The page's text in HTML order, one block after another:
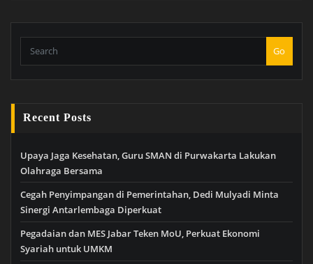
Go
Recent Posts
Upaya Jaga Kesehatan, Guru SMAN di Purwakarta Lakukan
Olahraga Bersama
Cegah Penyimpangan di Pemerintahan, Dedi Mulyadi Minta
Sinergi Antarlembaga Diperkuat
Pegadaian dan MES Jabar Teken MoU, Perkuat Ekonomi
Syariah untuk UMKM